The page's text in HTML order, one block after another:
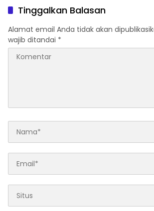
dan SWDKLLJ
Awards
Tinggalkan Balasan
Alamat email Anda tidak akan
wajib ditandai *